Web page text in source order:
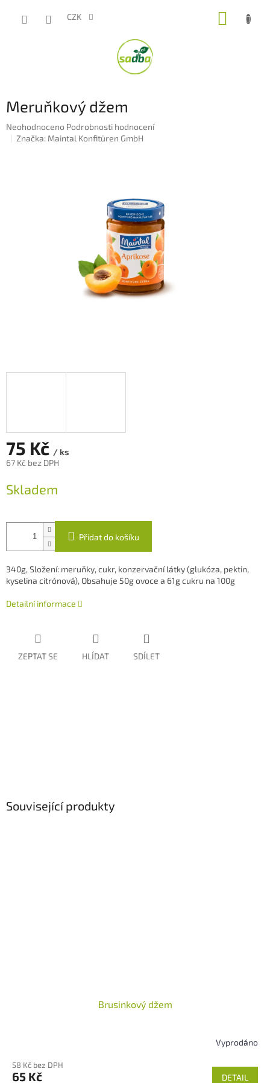
CZK
Meruňkový džem
Průměrné
hodnocení
Neohodnoceno Podrobnosti hodnocení
Značka: Maintal Konfitüren GmbH
75 Kč / ks
67 Kč bez DPH
cena:
Skladem
Přidat do košíku
340g, Složení: meruňky, cukr, konzervační látky (glukóza, pektin,
kyselina citrónová), Obsahuje 50g ovoce a 61g cukru na 100g
Detailní informace
ZEPTAT SE HLÍDAT SDÍLET
Související produkty
Brusinkový džem
Vyprodáno
58 Kč bez DPH
65 Kč DETAIL